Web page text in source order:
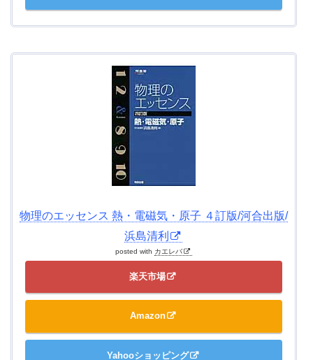
物理のエッセンス 熱・電磁気・原子 ４訂版/河合出版/
浜島清利
posted with カエレバ
楽天市場
Amazon
Yahooショッピング